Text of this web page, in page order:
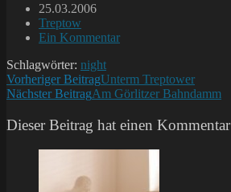
Beitrag
veröffentlicht:
25.03.2006
Beitrags-
Kategorie:
Treptow
Beitrags-
Ein Kommentar
Schlagwörter: night
Weitere
Artikel
ansehen
Vorheriger BeitragUnterm Treptower
Nächster BeitragAm Görlitzer Bahndamm
Dieser Beitrag hat einen Kommentar